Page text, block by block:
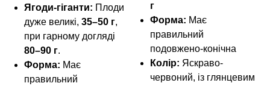
Ягоди-гіганти: Плоди
дуже великі, 35–50 г,
при гарному догляді
80–90 г.
Форма: Має
правильний
г
Форма: Має
правильний
подовжено-конічна
Колір: Яскраво-
червоний, із глянцевим